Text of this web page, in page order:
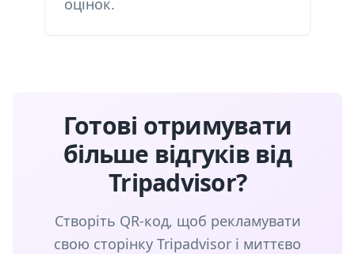
оцінок.
Готові отримувати
більше відгуків від
Tripadvisor?
Створіть QR-код, щоб рекламувати
свою сторінку Tripadvisor і миттєво